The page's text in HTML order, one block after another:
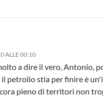
ALLE 00:10
a dire il vero, Antonio,
il petrolio stia per finire è
pieno di territori non